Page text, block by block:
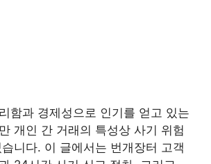
함과 경제성으로 인기를 얻고 있는
개인 간 거래의 특성상 사기 위험
니다. 이 글에서는 번개장터 고객